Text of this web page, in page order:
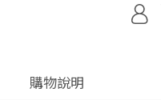
購物說明